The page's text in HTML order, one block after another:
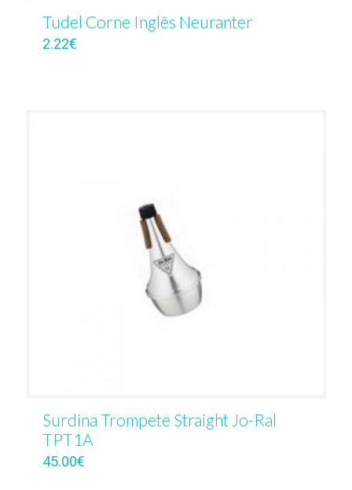
Tudel Corne Inglês Neuranter
2.22€
Surdina Trompete Straight Jo-Ral
TPT1A
45.00€